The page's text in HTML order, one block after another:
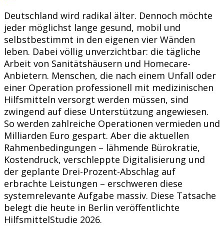
Deutschland wird radikal älter. Dennoch möchte
jeder möglichst lange gesund, mobil und
selbstbestimmt in den eigenen vier Wänden
leben. Dabei völlig unverzichtbar: die tägliche
Arbeit von Sanitätshäusern und Homecare-
Anbietern. Menschen, die nach einem Unfall oder
einer Operation professionell mit medizinischen
Hilfsmitteln versorgt werden müssen, sind
zwingend auf diese Unterstützung angewiesen.
So werden zahlreiche Operationen vermieden und
Milliarden Euro gespart. Aber die aktuellen
Rahmenbedingungen – lähmende Bürokratie,
Kostendruck, verschleppte Digitalisierung und
der geplante Drei-Prozent-Abschlag auf
erbrachte Leistungen – erschweren diese
systemrelevante Aufgabe massiv. Diese Tatsache
belegt die heute in Berlin veröffentlichte
HilfsmittelStudie 2026.